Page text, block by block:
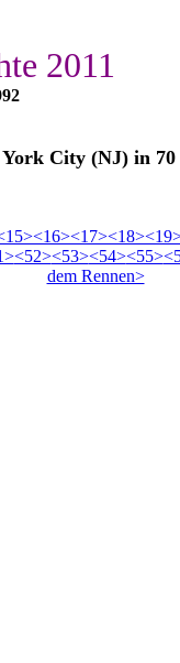
2011
City (NJ) in 70
<16><17><18>
<52><53><54><55>
dem Rennen>